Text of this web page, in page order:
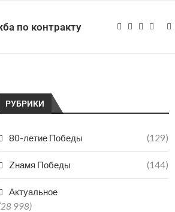
по контракту
РУБРИКИ
80-летие Победы (129)
Zнамя Победы (144)
Актуальное
998)